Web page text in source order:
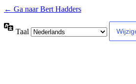
← Ga naar Bert Hadders
Taal